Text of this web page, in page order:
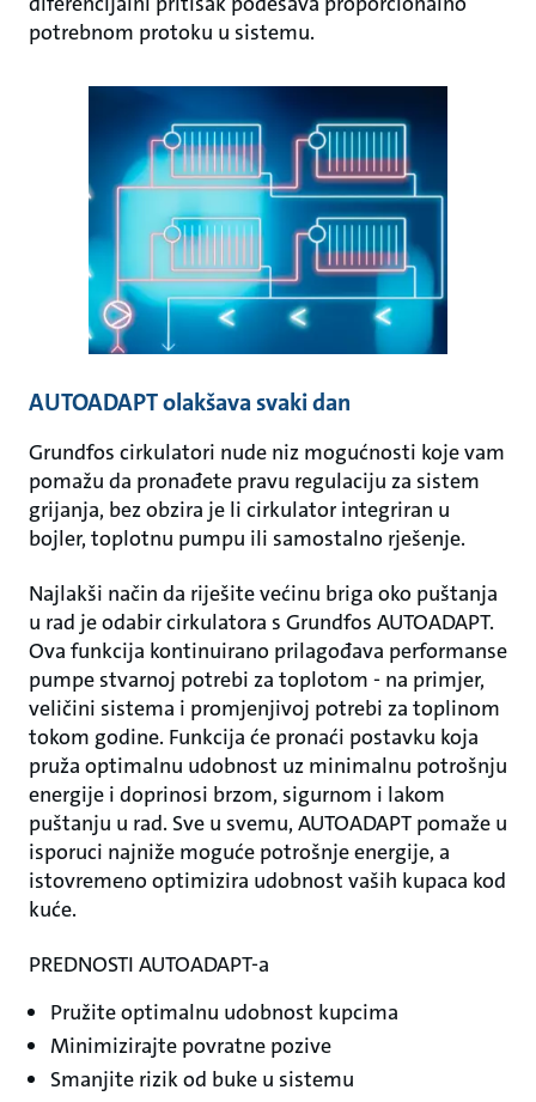
potrebnom protoku u sistemu.
AUTOADAPT olakšava svaki dan
Grundfos cirkulatori nude niz mogućnosti koje vam
pomažu da pronađete pravu regulaciju za sistem
grijanja, bez obzira je li cirkulator integriran u
bojler, toplotnu pumpu ili samostalno rješenje.
Najlakši način da riješite većinu briga oko puštanja
u rad je odabir cirkulatora s Grundfos AUTOADAPT.
Ova funkcija kontinuirano prilagođava performanse
pumpe stvarnoj potrebi za toplotom - na primjer,
veličini sistema i promjenjivoj potrebi za toplinom
tokom godine. Funkcija će pronaći postavku koja
pruža optimalnu udobnost uz minimalnu potrošnju
energije i doprinosi brzom, sigurnom i lakom
puštanju u rad. Sve u svemu, AUTOADAPT pomaže u
isporuci najniže moguće potrošnje energije, a
istovremeno optimizira udobnost vaših kupaca kod
kuće.
PREDNOSTI AUTOADAPT-a
Pružite optimalnu udobnost kupcima
Minimizirajte povratne pozive
Smanjite rizik od buke u sistemu